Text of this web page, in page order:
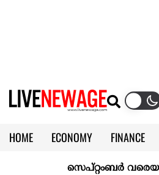
HOME ECONOMY FINANCE
KERALA @70
സെപ്റ്റംബർ